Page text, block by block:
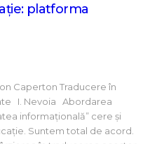
platforma
Caperton Traducere în
I. Nevoia Abordarea
informațională” cere și
Suntem total de acord.